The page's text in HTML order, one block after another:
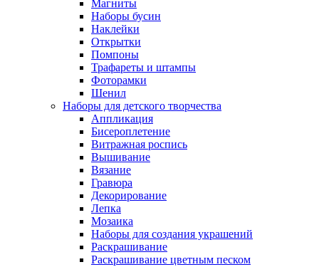
Магниты
Наборы бусин
Наклейки
Открытки
Помпоны
Трафареты и штампы
Фоторамки
Шенил
Наборы для детского творчества
Аппликация
Бисероплетение
Витражная роспись
Вышивание
Вязание
Гравюра
Декорирование
Лепка
Мозаика
Наборы для создания украшений
Раскрашивание
Раскрашивание цветным песком